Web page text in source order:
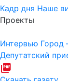
Кадр дня Наше
Проекты
Интервью Город
Депутатский